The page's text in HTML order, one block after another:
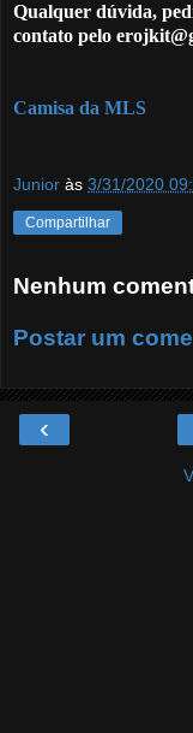
Qualquer dúvida,
contato pelo
Camisa da MLS
Junior às 3/31/2020
Compartilhar
Nenhum
Postar um
‹